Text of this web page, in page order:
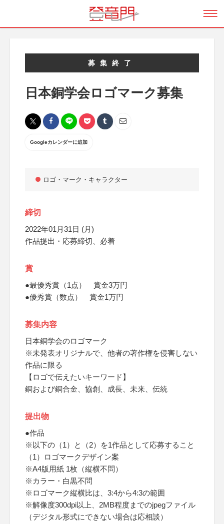
募集終了
日本銅学会ロゴマーク募集
Googleカレンダーに追加
ロゴ・マーク・キャラクター
締切
2022年01月31日 (月)
作品提出・応募締切、必着
賞
●最優秀賞（1点） 賞金3万円
●優秀賞（数点） 賞金1万円
募集内容
日本銅学会のロゴマーク
※未発表オリジナルで、他者の著作権を侵害しない
作品に限る
【ロゴで伝えたいキーワード】
銅および銅合金、協創、成長、未来、伝統
提出物
●作品
※以下の（1）と（2）を1作品として応募すること
（1）ロゴマークデザイン案
※A4版用紙 1枚（縦横不問）
※カラー・白黒不問
※ロゴマーク縦横比は、3:4から4:3の範囲
※解像度300dpi以上、2MB程度までのjpegファイル
（デジタル形式にできない場合は応相談）